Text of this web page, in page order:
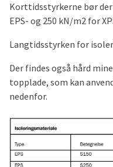
Korttidsstyrkerne bør
EPS- og 250 kN/m2 for
Langtidsstyrken for
Der findes også hård
topplade, som kan
nedenfor.